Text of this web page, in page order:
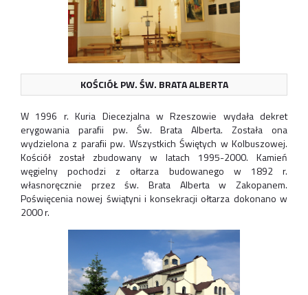
KOŚCIÓŁ PW. ŚW. BRATA ALBERTA
W 1996 r. Kuria Diecezjalna w Rzeszowie wydała dekret
erygowania parafii pw. Św. Brata Alberta. Została ona
wydzielona z parafii pw. Wszystkich Świętych w Kolbuszowej.
Kościół został zbudowany w latach 1995-2000. Kamień
węgielny pochodzi z ołtarza budowanego w 1892 r.
własnoręcznie przez św. Brata Alberta w Zakopanem.
Poświęcenia nowej świątyni i konsekracji ołtarza dokonano w
2000 r.